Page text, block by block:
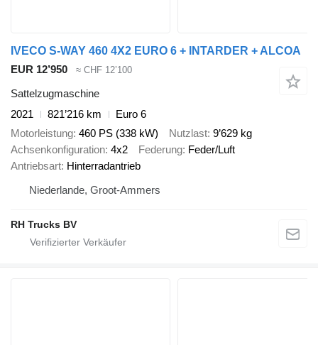
IVECO S-WAY 460 4X2 EURO 6 + INTARDER + ALCOA
EUR 12’950
≈ CHF 12’100
Sattelzugmaschine
2021
821’216 km
Euro 6
Motorleistung 460 PS (338 kW) Nutzlast 9’629 kg
Achsenkonfiguration 4x2 Federung Feder/Luft
Antriebsart Hinterradantrieb
Niederlande, Groot-Ammers
RH Trucks BV